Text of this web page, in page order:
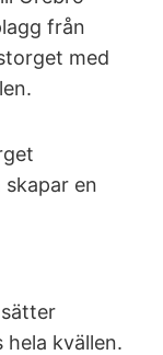
från
med
en
kvällen.